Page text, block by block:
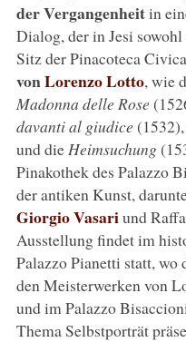
der Vergangenheitin
Dialog, der in Jesi
Sitz der Pinacoteca
vonLorenzo Lotto, wie
Madonna delle Rose
davanti al giudice
und die Heimsuchung
Pinakothek des Palazzo
der antiken Kunst,
Giorgio Vasariund
Ausstellung findet im
Palazzo Pianetti statt,
den Meisterwerken von
und im Palazzo
Thema Selbstporträt